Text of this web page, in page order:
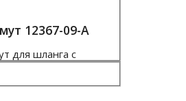
12367-09-A
для шланга с